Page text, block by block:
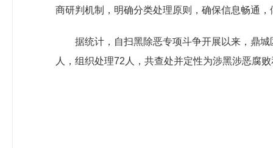
商研判机制，明确分类处理原则，确保信息畅通，
据统计，自扫黑除恶专项斗争开展以来，鼎
人，组织处理72人，共查处并定性为涉黑涉恶腐